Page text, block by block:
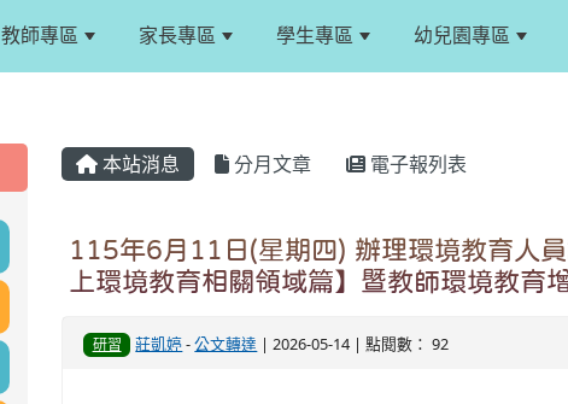
教師專區 家長專區 學生專區 幼兒園專區
本站消息 分月文章 電子報列表
115年6月11日(星期四) 辦理環境教育人
上環境教育相關領域篇】暨教師環境教育
研習 莊凱婷-公文轉達 | 2026-05-14 | 點閱數： 92